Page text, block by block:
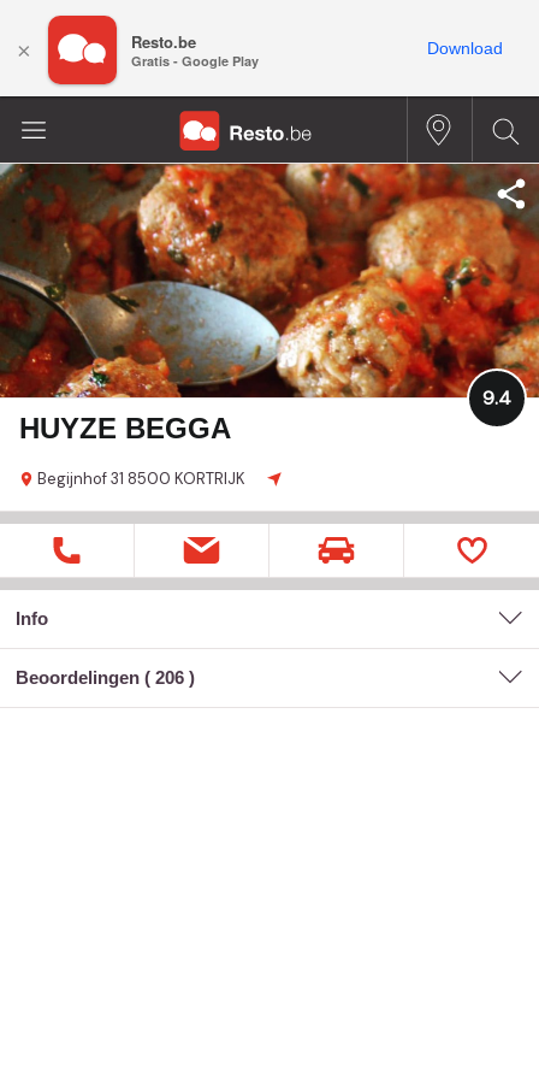
HUYZE BEGGA
Begijnhof31 8500 KORTRIJK
9.4
Info
Beoordelingen ( 206 )
× Resto.be
Gratis - Google Play
Download